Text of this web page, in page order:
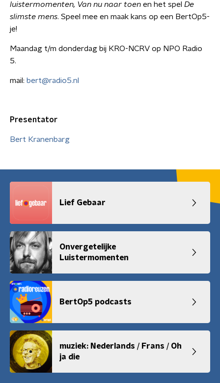
luistermomenten, Van nu naar toen en het spel De
slimste mens. Speel mee en maak kans op een BertOp5-
je!
Maandag t/m donderdag bij KRO-NCRV op NPO Radio
5.
mail: bert@radio5.nl
Presentator
Bert Kranenbarg
Lief Gebaar
Onvergetelijke
Luistermomenten
BertOp5 podcasts
muziek: Nederlands / Frans / Oh
ja die